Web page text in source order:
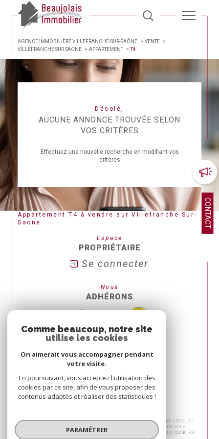
CONTACT
AGENCE IMMOBILIÈRE VILLEFRANCHE-SUR-SAÔNE
VENTE
VILLEFRANCHE SUR SAONE
APPARTEMENT T4
Désolé,
AUCUNE ANNONCE TROUVÉE SELON
VOS CRITÈRES
Effectuez une nouvelle recherche en modifiant vos
critères
Appartement T4 à vendre sur Villefranche-Sur-
Saone
Espace
PROPRIÉTAIRE
Se connecter
Nous
ADHÉRONS
© 2026 | TOUS DROITS RÉSERVÉS | TRADUCTION POWERED BY GOOGLE |
NOS HONORAIRES
HONORAIRES TRANSACTION
PLAN DU SITE
MENTIONS LÉGALES
ADMIN NOS LIENS POLITIQUE RGPD COOKIES
Comme beaucoup, notre site
utilise les cookies
On aimerait vous accompagner pendant
votre visite.
En poursuivant, vous acceptez l'utilisation des
cookies par ce site, afin de vous proposer des
contenus adaptés et réaliser des statistiques !
PARAMÉTRER